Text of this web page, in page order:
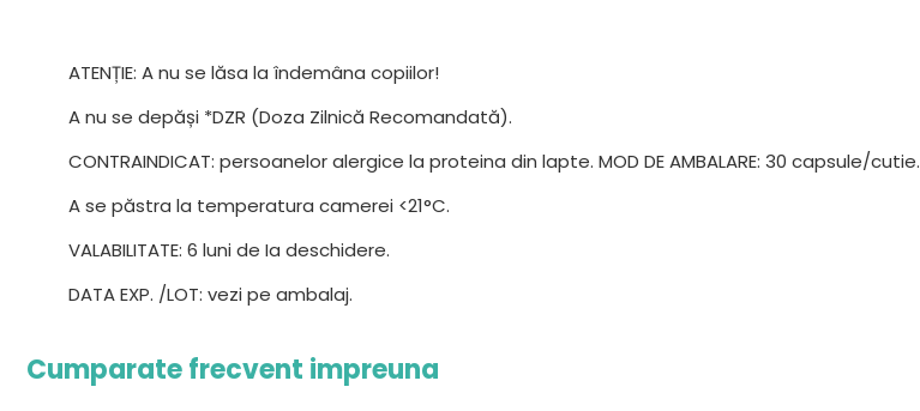
ATENȚIE: A nu se lăsa la îndemâna copiilor!
A nu se depăși *DZR (Doza Zilnică Recomandată).
CONTRAINDICAT: persoanelor alergice la proteina din lapte. MOD DE AMBALARE: 30 capsule/cutie.
A se păstra la temperatura camerei <21°C.
VALABILITATE: 6 luni de Ia deschidere.
DATA EXP. /LOT: vezi pe ambalaj.
Cumparate frecvent impreuna